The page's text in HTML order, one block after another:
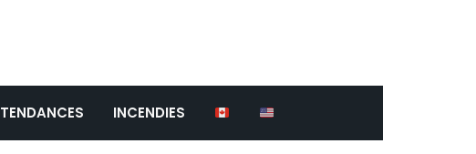
TENDANCES INCENDIES